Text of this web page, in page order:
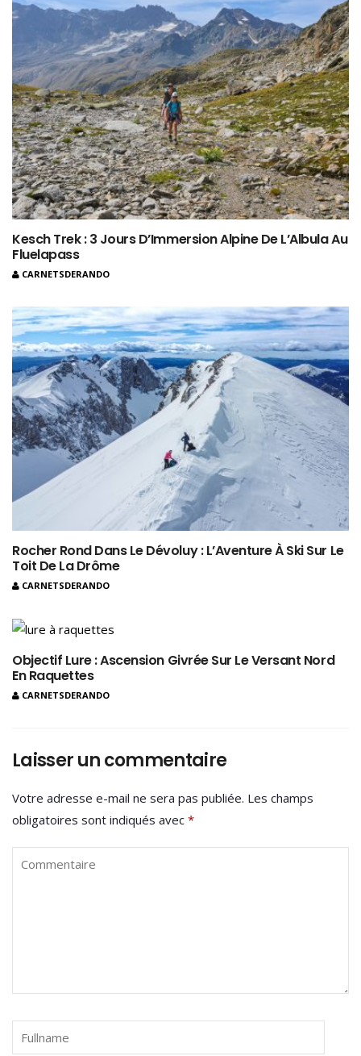
Kesch Trek : 3 Jours D’Immersion Alpine De L’Albula Au
Fluelapass
CARNETSDERANDO
Rocher Rond Dans Le Dévoluy : L’Aventure À Ski Sur Le
Toit De La Drôme
CARNETSDERANDO
Objectif Lure : Ascension Givrée Sur Le Versant Nord
En Raquettes
CARNETSDERANDO
Laisser un commentaire
Votre adresse e-mail ne sera pas publiée. Les champs
obligatoires sont indiqués avec *